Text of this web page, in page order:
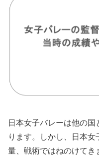
日本女子バレーは他の
ります。しかし、日本
量、戦術ではねのけてき